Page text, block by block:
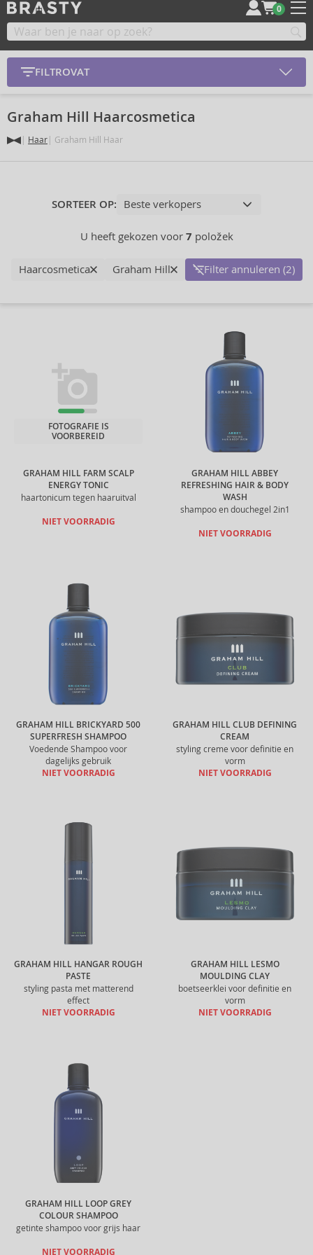
0
FILTROVAT
Graham Hill Haarcosmetica
Haar Graham Hill Haar
SORTEER OP:
U heeft gekozen voor 7 položek
Haarcosmetica Graham Hill Filter annuleren (2)
GRAHAM HILL FARM SCALP
ENERGY TONIC
haartonicum tegen haaruitval
FOTOGRAFIE IS
VOORBEREID
NIET VOORRADIG
GRAHAM HILL ABBEY
REFRESHING HAIR & BODY
WASH
shampoo en douchegel 2in1
NIET VOORRADIG
GRAHAM HILL BRICKYARD 500
SUPERFRESH SHAMPOO
Voedende Shampoo voor
dagelijks gebruik
NIET VOORRADIG
GRAHAM HILL CLUB DEFINING
CREAM
styling creme voor definitie en
vorm
NIET VOORRADIG
GRAHAM HILL HANGAR ROUGH
PASTE
styling pasta met matterend
effect
NIET VOORRADIG
GRAHAM HILL LESMO
MOULDING CLAY
boetseerklei voor definitie en
vorm
NIET VOORRADIG
GRAHAM HILL LOOP GREY
COLOUR SHAMPOO
getinte shampoo voor grijs haar
NIET VOORRADIG